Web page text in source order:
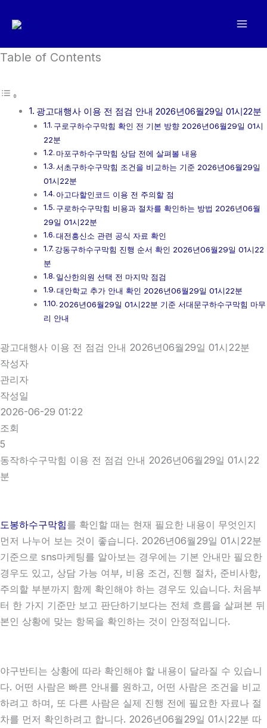
로
너
Table of Contents
광고대행사 이용 전 점검 안내 2026년06월29일 01시22분
구로구하수구막힘 확인 전 기본 방향 2026년06월29일 01시
22분
마포구하수구막힘 상담 전에 살펴볼 내용
서초구하수구막힘 조건을 비교하는 기준 2026년06월29일
01시22분
아고다할인코드 이용 전 주의할 점
구로하수구막힘 비용과 절차를 확인하는 방법 2026년06월
29일 01시22분
대전흥신소 관련 공식 자료 확인
강동구하수구막힘 진행 순서 확인 2026년06월29일 01시22
분
일산한의원 선택 전 마지막 점검
대안학교 추가 안내 확인 2026년06월29일 01시22분
2026년06월29일 01시22분 기준 서대문구하수구막힘 마무
리 안내
광고대행사 이용 전 점검 안내 2026년06월29일 01시22분
작성자
관리자
작성일
2026-06-29 01:22
조회
5
동작하수구막힘 이용 전 점검 안내 2026년06월29일 01시22
분
도봉하수구막힘를 확인할 때는 현재 필요한 내용이 무엇인지
먼저 나누어 보는 것이 좋습니다. 2026년06월29일 01시22분
기준으로 sns마케팅를 알아보는 경우에는 기본 안내만 필요한
경우도 있고, 상담 가능 여부, 비용 조건, 진행 절차, 준비사항,
주의할 부분까지 함께 확인해야 하는 경우도 있습니다. 처음부
터 한 가지 기준만 보고 판단하기보다는 전체 흐름을 살펴본 뒤
본인 상황에 맞는 항목을 확인하는 것이 안정적입니다.
야구반티는 상황에 따라 확인해야 할 내용이 달라질 수 있습니
다. 어떤 사람은 빠른 안내를 원하고, 어떤 사람은 조건을 비교
하려고 하며, 또 다른 사람은 실제 진행 전에 필요한 자료나 절
차를 먼저 확인하려고 합니다. 2026년06월29일 01시22분 따